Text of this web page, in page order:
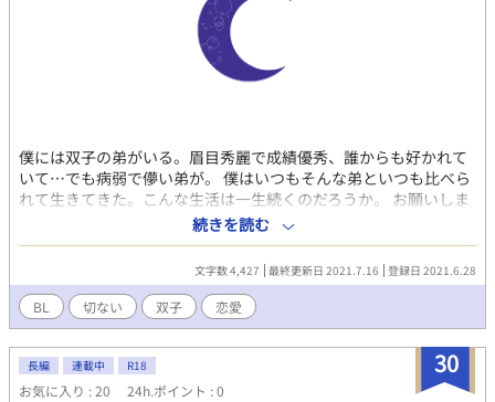
僕には双子の弟がいる。眉目秀麗で成績優秀、誰からも好かれて
いて…でも病弱で儚い弟が。 僕はいつもそんな弟といつも比べら
れて生きてきた。こんな生活は一生続くのだろうか。 お願いしま
す。一度でいいから誰か僕を、僕自身を見てください。 はじめま
して、こんにちはこんばんわ、水虎(すいこ)と申します。初めての
投稿でとても緊張しております。色々と拙いところもあります
が、温かく見守っていただけると幸いです。
続きを読む
文字数 4,427 最終更新日 2021.7.16 登録日 2021.6.28
BL 切ない 双子 恋愛
30
長編 連載中 R18
お気に入り : 20 24h.ポイント : 0